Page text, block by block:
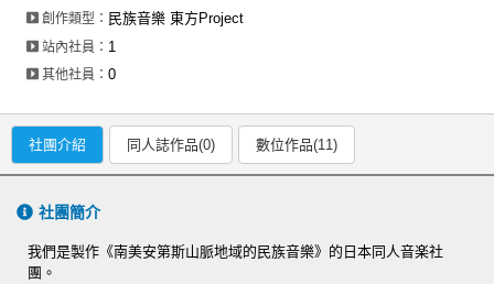
創作類型： 民族音樂 東方Project
站內社員： 1
其他社員：0
社團介紹 同人誌作品(0) 數位作品(11)
社團簡介
我們是製作《南美安第斯山脈地域的民族音樂》的日本同人音楽社
團。